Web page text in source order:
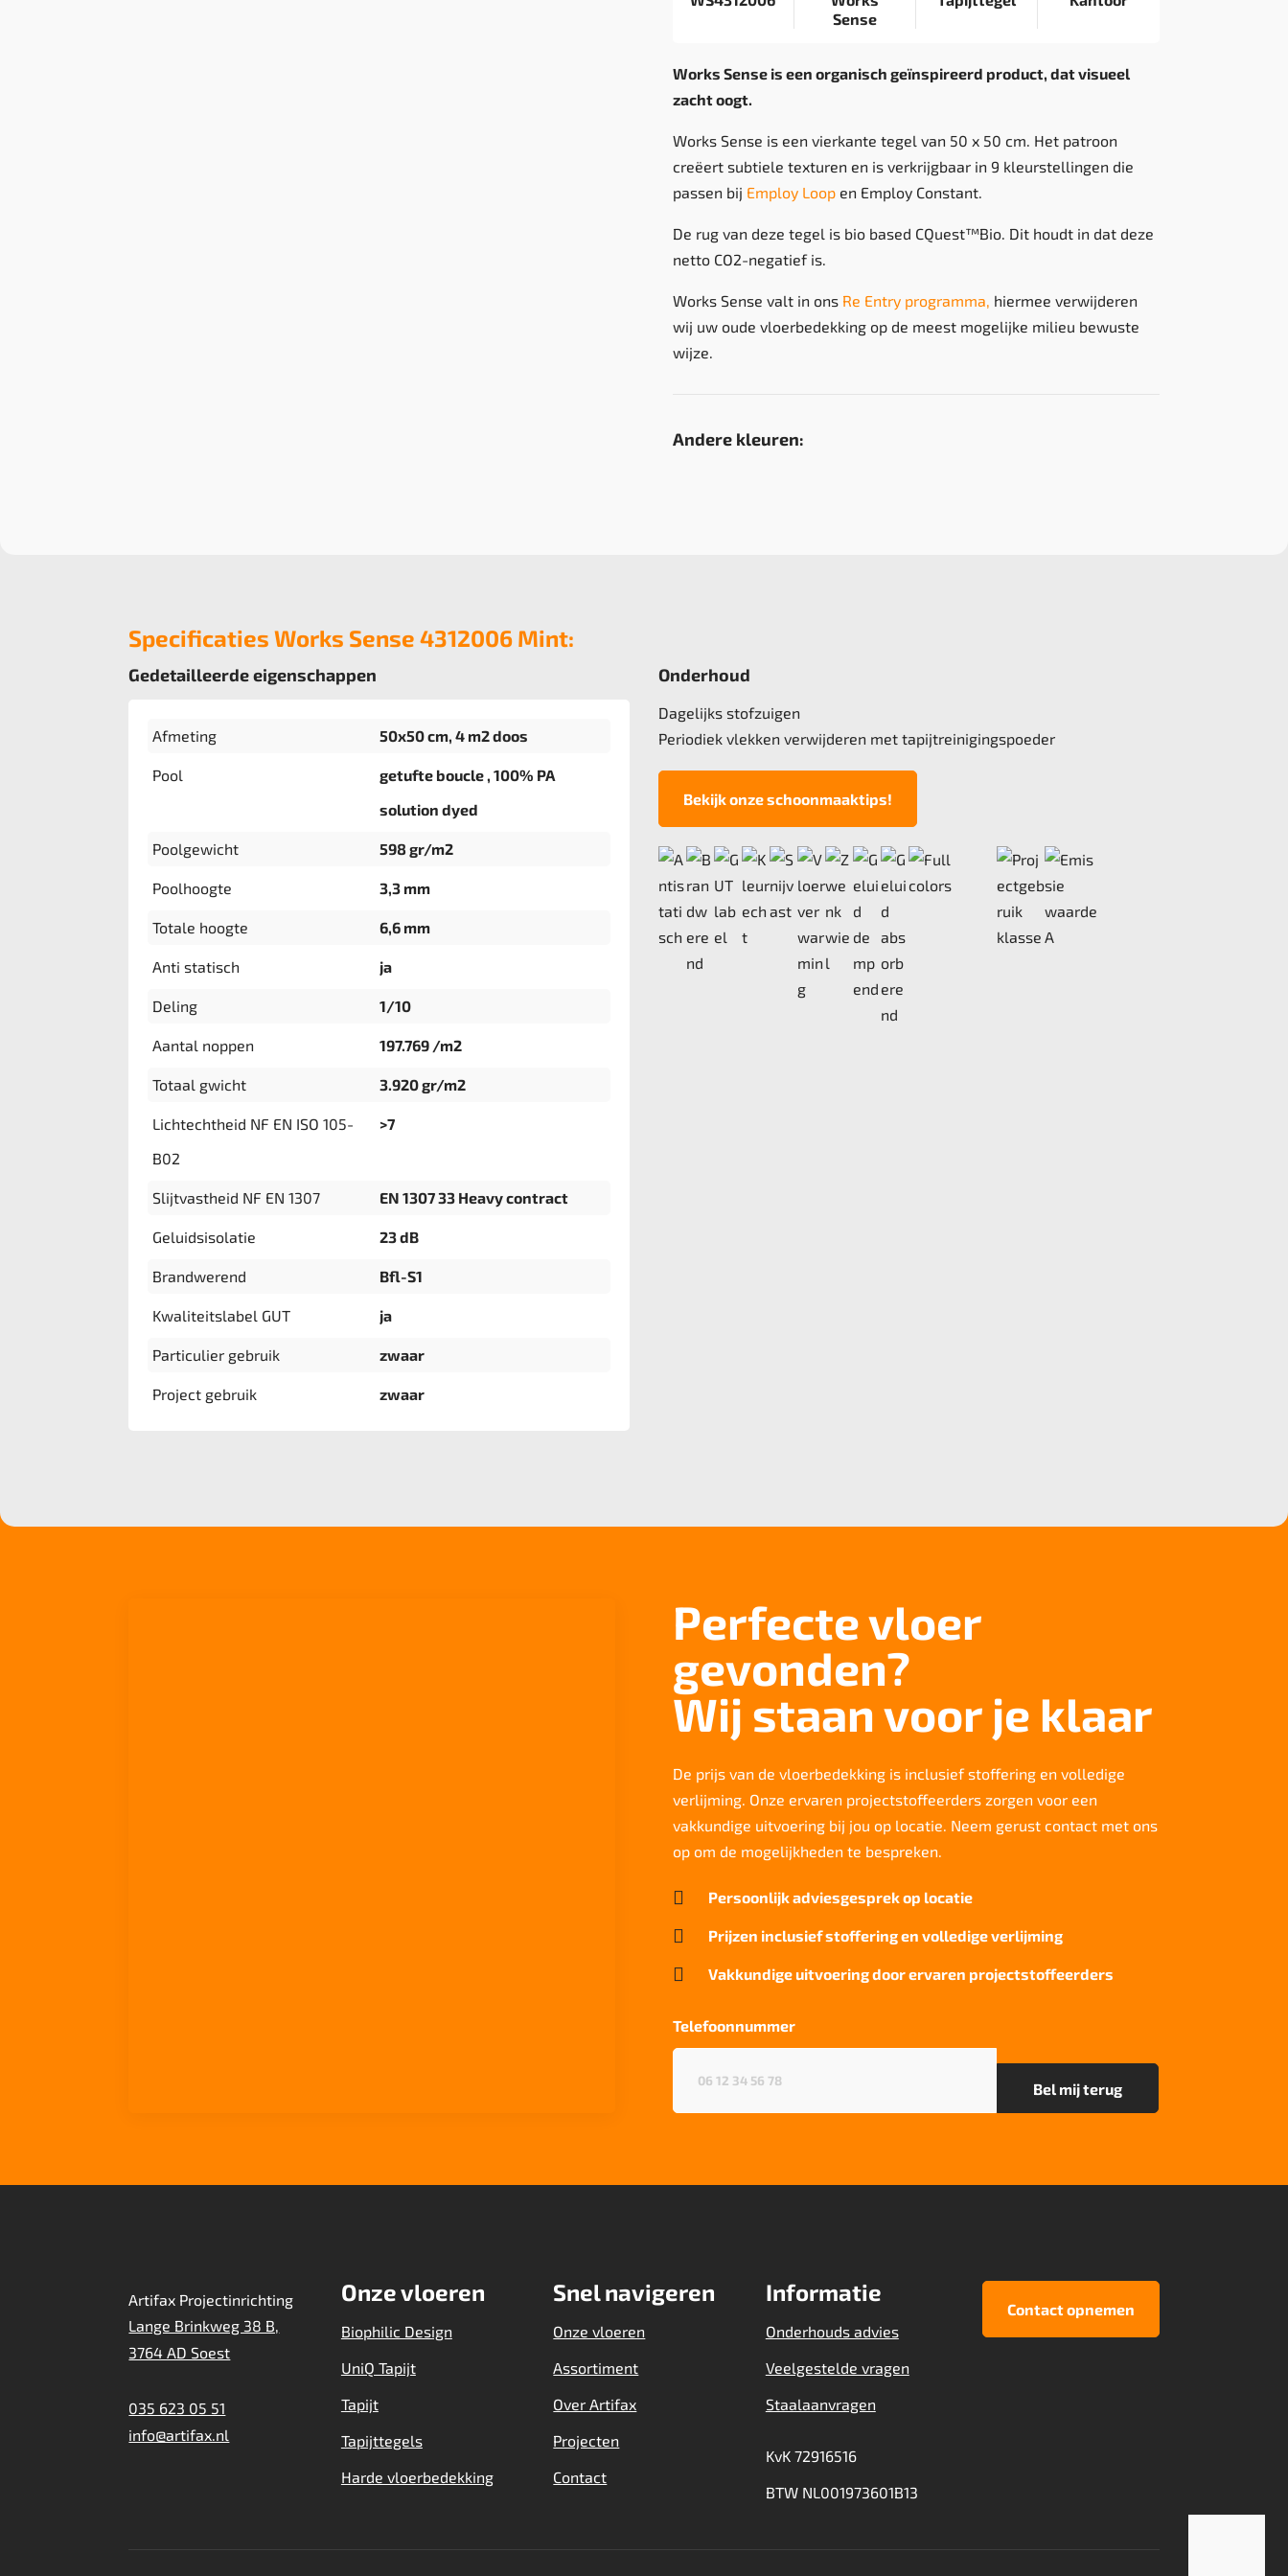
Sense
Works Sense is een organisch geïnspireerd product, dat visueel
zacht oogt.
Works Sense is een vierkante tegel van 50 x 50 cm. Het patroon
creëert subtiele texturen en is verkrijgbaar in 9 kleurstellingen die
passen bij Employ Loopen Employ Constant.
De rug van deze tegel is bio based CQuest™Bio. Dit houdt in dat deze
netto CO2-negatief is.
Works Sense valt in ons Re Entry programma, hiermee verwijderen
wij uw oude vloerbedekking op de meest mogelijke milieu bewuste
wijze.
Andere kleuren:
Specificaties Works Sense 4312006 Mint:
Gedetailleerde eigenschappen
Afmeting 50x50 cm, 4 m2 doos
Pool
getufte boucle , 100% PA
solution dyed
Poolgewicht 598 gr/m2
Poolhoogte 3,3 mm
Totale hoogte 6,6 mm
Anti statisch ja
Deling 1/10
Aantal noppen 197.769 /m2
Totaal gwicht 3.920 gr/m2
Lichtechtheid NF EN ISO 105-
B02
>7
Slijtvastheid NF EN 1307 EN 1307 33 Heavy contract
Geluidsisolatie 23 dB
Brandwerend Bfl-S1
Kwaliteitslabel GUT ja
Particulier gebruik zwaar
Project gebruik zwaar
Onderhoud
Dagelijks stofzuigen
Periodiek vlekken verwijderen met tapijtreinigingspoeder
Bekijk onze schoonmaaktips!
Perfecte vloer
gevonden?
Wij staan voor je klaar
De prijs van de vloerbedekking is inclusief stoffering en volledige
verlijming. Onze ervaren projectstoffeerders zorgen voor een
vakkundige uitvoering bij jou op locatie. Neem gerust contact met ons
op om de mogelijkheden te bespreken.
 Persoonlijk adviesgesprek op locatie
 Prijzen inclusief stoffering en volledige verlijming
 Vakkundige uitvoering door ervaren projectstoffeerders
Telefoonnummer
Artifax Projectinrichting
Lange Brinkweg 38 B,
3764 AD Soest
035 623 05 51
info@artifax.nl
Onze vloeren
Biophilic Design
UniQ Tapijt
Tapijt
Tapijttegels
Harde vloerbedekking
Snel navigeren
Onze vloeren
Assortiment
Over Artifax
Projecten
Contact
Informatie
Onderhouds advies
Veelgestelde vragen
Staalaanvragen
KvK 72916516
BTW NL001973601B13
Contact opnemen